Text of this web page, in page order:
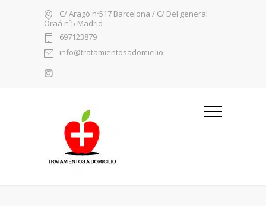
C/ Aragó nº517 Barcelona / C/ Del general
Oraá nº5 Madrid
697123879
info@tratamientosadomicilio